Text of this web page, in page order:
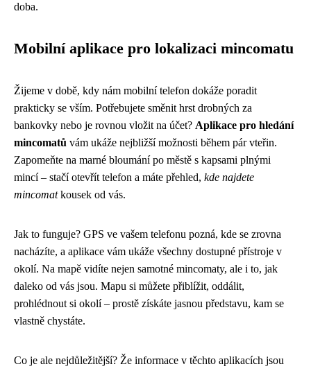
doba.
Mobilní aplikace pro lokalizaci mincomatu
Žijeme v době, kdy nám mobilní telefon dokáže poradit
prakticky se vším. Potřebujete směnit hrst drobných za
bankovky nebo je rovnou vložit na účet? Aplikace pro hledání
mincomatů vám ukáže nejbližší možnosti během pár vteřin.
Zapomeňte na marné bloumání po městě s kapsami plnými
mincí – stačí otevřít telefon a máte přehled, kde najdete
mincomatkousek od vás.
Jak to funguje? GPS ve vašem telefonu pozná, kde se zrovna
nacházíte, a aplikace vám ukáže všechny dostupné přístroje v
okolí. Na mapě vidíte nejen samotné mincomaty, ale i to, jak
daleko od vás jsou. Mapu si můžete přiblížit, oddálit,
prohlédnout si okolí – prostě získáte jasnou představu, kam se
vlastně chystáte.
Co je ale nejdůležitější? Že informace v těchto aplikacích jsou